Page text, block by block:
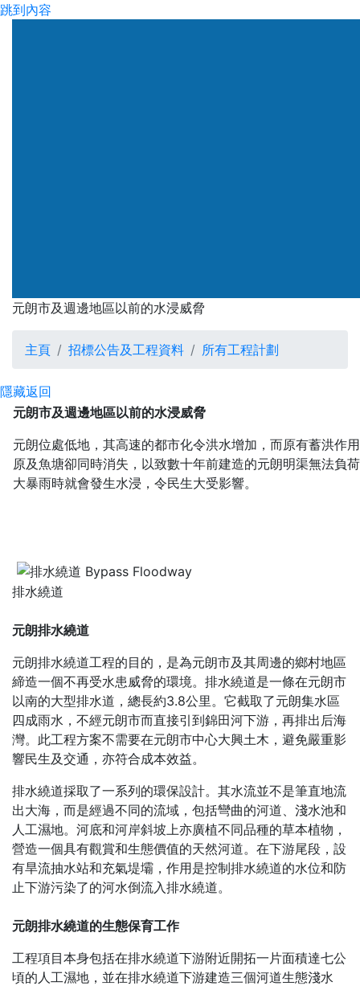
跳到內容
元朗市及週邊地區以前的水浸威脅
元朗市及週邊地區以前的水浸
主頁 招標公告及工程資料 所有工程計劃
隱藏返回
元朗市及週邊地區以前的水浸威脅
元朗位處低地，其高速的都市化令洪水增加，而原有蓄洪作
原及魚塘卻同時消失，以致數十年前建造的元朗明渠無法負
大暴雨時就會發生水浸，令民生大受影響。
排水繞道
元朗排水繞道
元朗排水繞道工程的目的，是為元朗市及其周邊的鄉村地區
締造一個不再受水患威脅的環境。排水繞道是一條在元朗市
以南的大型排水道，總長約3.8公里。它截取了元朗集水區
四成雨水，不經元朗市而直接引到錦田河下游，再排出后海
灣。此工程方案不需要在元朗市中心大興土木，避免嚴重影
響民生及交通，亦符合成本效益。
排水繞道採取了一系列的環保設計。其水流並不是筆直地流
出大海，而是經過不同的流域，包括彎曲的河道、淺水池和
人工濕地。河底和河岸斜坡上亦廣植不同品種的草本植物，
營造一個具有觀賞和生態價值的天然河道。在下游尾段，設
有旱流抽水站和充氣堤壩，作用是控制排水繞道的水位和防
止下游污染了的河水倒流入排水繞道。
元朗排水繞道的生態保育工作
工程項目本身包括在排水繞道下游附近開拓一片面積達七公
頃的人工濕地 ， 並在排水繞道下游建造三個河道生態淺水